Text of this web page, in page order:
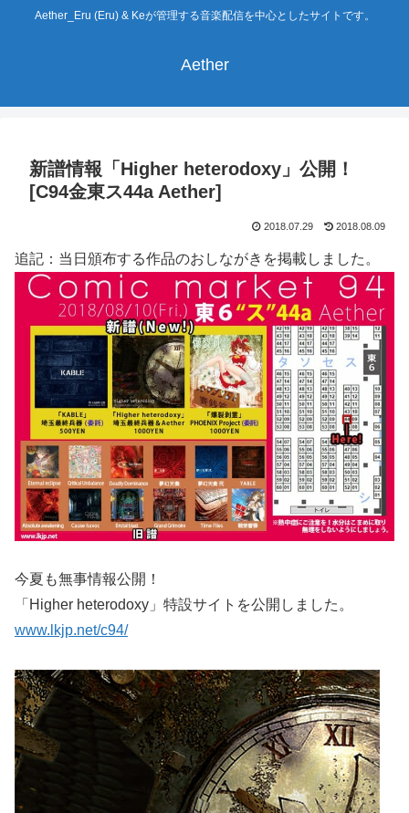
Aether_Eru (Eru) & Keが管理する音楽配信を中心としたサイトです。
Aether
新譜情報「Higher heterodoxy」公開！
[C94金東ス44a Aether]
2018.07.29 2018.08.09
追記：当日頒布する作品のおしながきを掲載しました。
今夏も無事情報公開！
「Higher heterodoxy」特設サイトを公開しました。
www.lkjp.net/c94/